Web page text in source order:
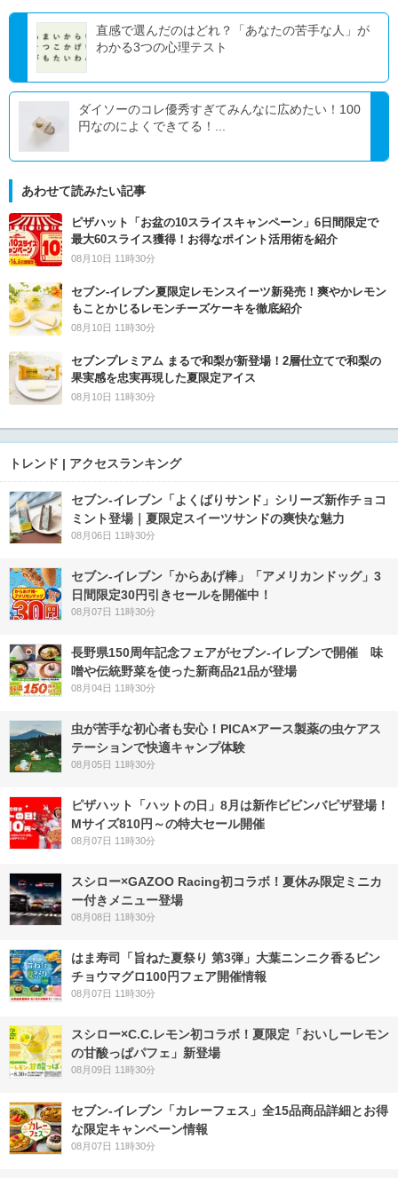
直感で選んだのはどれ？「あなたの苦手な人」が
わかる3つの心理テスト
ダイソーのコレ優秀すぎてみんなに広めたい！100
円なのによくできてる！...
あわせて読みたい記事
ピザハット「お盆の10スライスキャンペーン」6日間限定で
最大60スライス獲得！お得なポイント活用術を紹介
08月10日 11時30分
セブン‐イレブン夏限定レモンスイーツ新発売！爽やかレモン
もことかじるレモンチーズケーキを徹底紹介
08月10日 11時30分
セブンプレミアム まるで和梨が新登場！2層仕立てで和梨の
果実感を忠実再現した夏限定アイス
08月10日 11時30分
トレンド | アクセスランキング
セブン‐イレブン「よくばりサンド」シリーズ新作チョコ
ミント登場｜夏限定スイーツサンドの爽快な魅力
08月06日 11時30分
セブン‐イレブン「からあげ棒」「アメリカンドッグ」3
日間限定30円引きセールを開催中！
08月07日 11時30分
長野県150周年記念フェアがセブン-イレブンで開催 味
噌や伝統野菜を使った新商品21品が登場
08月04日 11時30分
虫が苦手な初心者も安心！PICA×アース製薬の虫ケアス
テーションで快適キャンプ体験
08月05日 11時30分
ピザハット「ハットの日」8月は新作ビビンバピザ登場！
Mサイズ810円～の特大セール開催
08月07日 11時30分
スシロー×GAZOO Racing初コラボ！夏休み限定ミニカ
ー付きメニュー登場
08月08日 11時30分
はま寿司「旨ねた夏祭り 第3弾」大葉ニンニク香るビン
チョウマグロ100円フェア開催情報
08月07日 11時30分
スシロー×C.C.レモン初コラボ！夏限定「おいしーレモン
の甘酸っぱパフェ」新登場
08月09日 11時30分
セブン‐イレブン「カレーフェス」全15品商品詳細とお得
な限定キャンペーン情報
08月07日 11時30分